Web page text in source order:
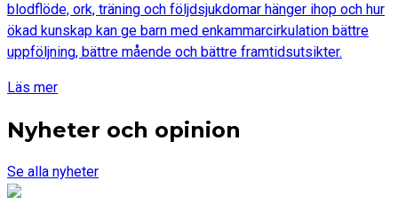
blodflöde, ork, träning och följdsjukdomar hänger ihop och hur
ökad kunskap kan ge barn med enkammarcirkulation bättre
uppföljning, bättre mående och bättre framtidsutsikter.
Läs mer
Nyheter och opinion
Se alla nyheter